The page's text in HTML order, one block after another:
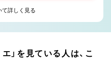
て詳しく見る
」を見ている人は、こ